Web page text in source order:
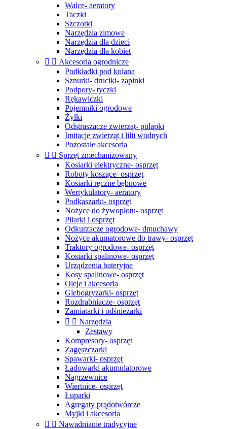
Walce- aeratory
Taczki
Szczotki
Narzędzia zimowe
Narzędzia dla dzieci
Narzędzia dla kobiet
  Akcesoria ogrodnicze
Podkładki pod kolana
Sznurki- druciki- zapinki
Podpory- tyczki
Rękawiczki
Pojemniki ogrodowe
Żyłki
Odstraszacze zwierząt- pułapki
Imitacje zwierząt i lilii wodnych
Pozostałe akcesoria
  Sprzęt zmechanizowany
Kosiarki elektryczne- osprzęt
Roboty koszące- osprzęt
Kosiarki ręczne bębnowe
Wertykulatory- aeratory
Podkaszarki- osprzęt
Nożyce do żywopłotu- osprzęt
Pilarki i osprzęt
Odkurzacze ogrodowe- dmuchawy
Nożyce akumatorowe do trawy- osprzęt
Traktory ogrodowe- osprzęt
Kosiarki spalinowe- osprzęt
Urządzenia bateryjne
Kosy spalinowe- osprzęt
Oleje i akcesoria
Glebogryzarki- osprzęt
Rozdrabniacze- osprzęt
Zamiatarki i odśnieżarki
  Narzędzia
Zestawy
Kompresory- osprzęt
Zagęszczarki
Spawarki- osprzęt
Ładowarki akumulatorowe
Nagrzewnice
Wiertnice- osprzęt
Łuparki
Agregaty prądotwórcze
Myjki i akcesoria
  Nawadnianie tradycyjne